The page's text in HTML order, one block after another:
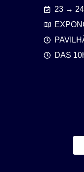
23 → 24
DAS